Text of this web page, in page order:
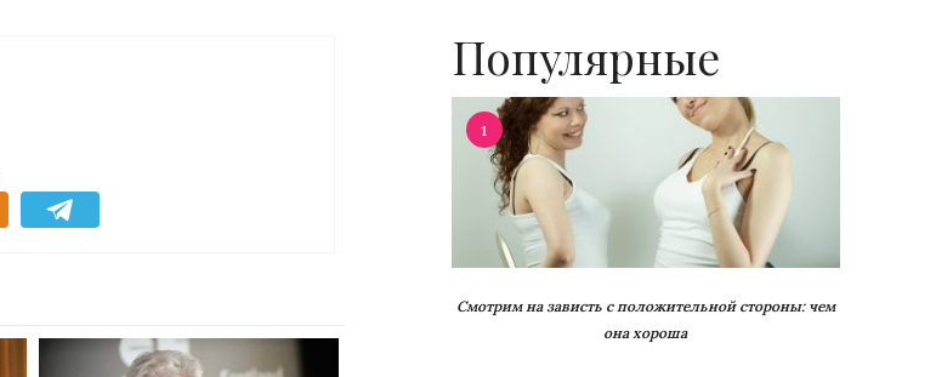
Популярные
1
Смотрим на зависть с положительной стороны: чем
она хороша